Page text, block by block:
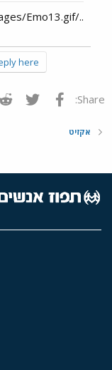
../images/Emo51.gif../images/Emo13.gif
here.
Share: פייסבוק
אקזיט